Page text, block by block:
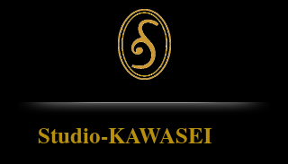
Studio-KAWASEI